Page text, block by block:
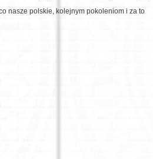
nasze polskie, kolejnym pokoleniom i za to